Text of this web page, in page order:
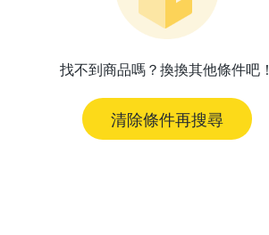
找不到商品嗎？換換其他條件吧！
清除條件再搜尋